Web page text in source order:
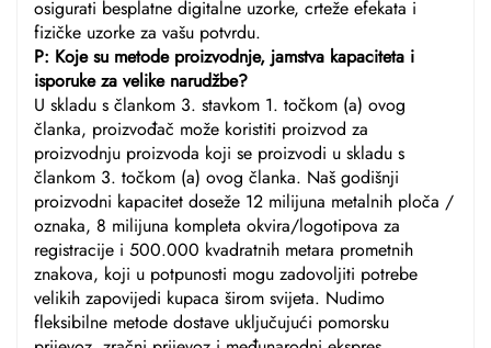
osigurati besplatne digitalne uzorke, crteže efekata i
fizičke uzorke za vašu potvrdu.
P: Koje su metode proizvodnje, jamstva kapaciteta i
isporuke za velike narudžbe?
U skladu s člankom 3. stavkom 1. točkom (a) ovog
članka, proizvođač može koristiti proizvod za
proizvodnju proizvoda koji se proizvodi u skladu s
člankom 3. točkom (a) ovog članka. Naš godišnji
proizvodni kapacitet doseže 12 milijuna metalnih ploča /
oznaka, 8 milijuna kompleta okvira/logotipova za
registracije i 500.000 kvadratnih metara prometnih
znakova, koji u potpunosti mogu zadovoljiti potrebe
velikih zapovijedi kupaca širom svijeta. Nudimo
fleksibilne metode dostave uključujući pomorsku